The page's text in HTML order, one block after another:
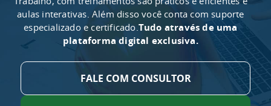
aulas interativas. Além disso você conta com suporte
especializado e certificado.Tudo através de uma
plataforma digital exclusiva.
FALE COM CONSULTOR